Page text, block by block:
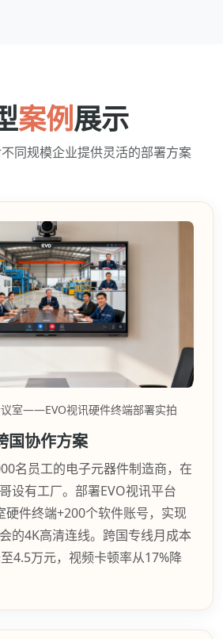
案例展示
同规模企业提供灵活的部署方案
室——EVO视讯硬件终端部署实拍
国协作方案
名员工的电子元器件制造商，在
设有工厂。部署EVO视讯平台
硬件终端+200个软件账号，实现
的4K高清连线。跨国专线月成本
4.5万元，视频卡顿率从17%降